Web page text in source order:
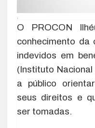
O PROCON
conhecimento da
indevidos em
(Instituto
a público
seus direitos e
ser tomadas.